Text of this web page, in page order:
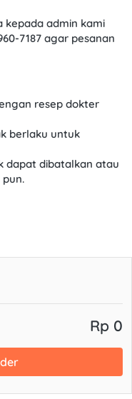
kepada admin kami
7187 agar pesanan
resep dokter
berlaku untuk
dapat dibatalkan atau
Rp 0